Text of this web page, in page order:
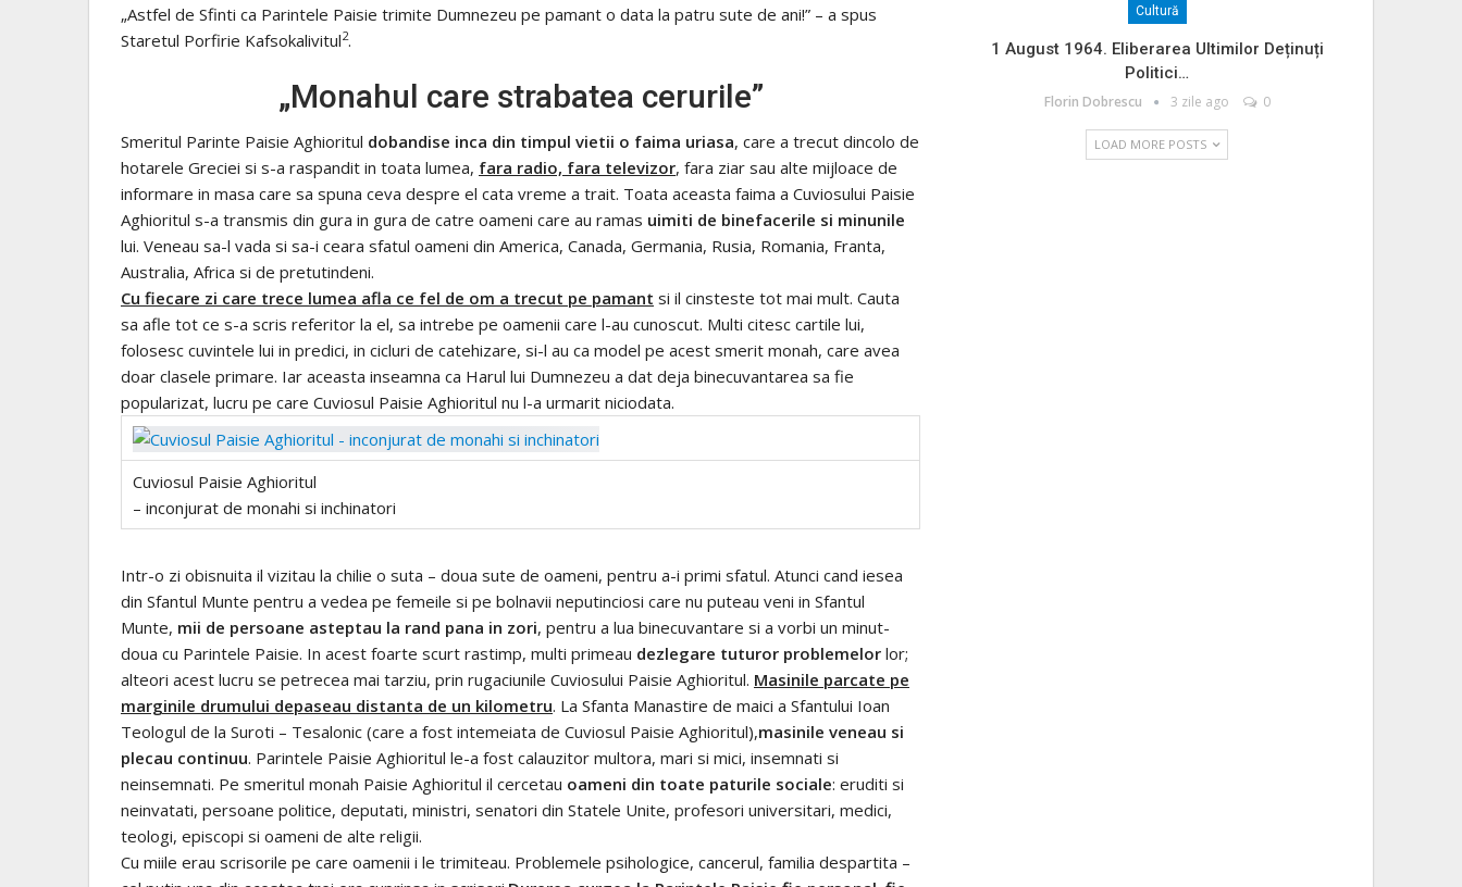
„Astfel de Sfinti ca Parintele Paisie trimite Dumnezeu pe pamant o data la patru sute de ani!” – a spus
Staretul Porfirie Kafsokalivitul2.
„Monahul care strabatea cerurile”
Smeritul Parinte Paisie Aghioritul dobandise inca din timpul vietii o faima uriasa, care a trecut dincolo de
hotarele Greciei si s-a raspandit in toata lumea, fara radio, fara televizor, fara ziar sau alte mijloace de
informare in masa care sa spuna ceva despre el cata vreme a trait. Toata aceasta faima a Cuviosului Paisie
Aghioritul s-a transmis din gura in gura de catre oameni care au ramas uimiti de binefacerile si minunile
lui. Veneau sa-l vada si sa-i ceara sfatul oameni din America, Canada, Germania, Rusia, Romania, Franta,
Australia, Africa si de pretutindeni.
Cu fiecare zi care trece lumea afla ce fel de om a trecut pe pamant si il cinsteste tot mai mult. Cauta
sa afle tot ce s-a scris referitor la el, sa intrebe pe oamenii care l-au cunoscut. Multi citesc cartile lui,
folosesc cuvintele lui in predici, in cicluri de catehizare, si-l au ca model pe acest smerit monah, care avea
doar clasele primare. Iar aceasta inseamna ca Harul lui Dumnezeu a dat deja binecuvantarea sa fie
popularizat, lucru pe care Cuviosul Paisie Aghioritul nu l-a urmarit niciodata.
Cuviosul Paisie Aghioritul
– inconjurat de monahi si inchinatori
Intr-o zi obisnuita il vizitau la chilie o suta – doua sute de oameni, pentru a-i primi sfatul. Atunci cand iesea
din Sfantul Munte pentru a vedea pe femeile si pe bolnavii neputinciosi care nu puteau veni in Sfantul
Munte, mii de persoane asteptau la rand pana in zori, pentru a lua binecuvantare si a vorbi un minut-
doua cu Parintele Paisie. In acest foarte scurt rastimp, multi primeau dezlegare tuturor problemelor lor;
alteori acest lucru se petrecea mai tarziu, prin rugaciunile Cuviosului Paisie Aghioritul. Masinile parcate pe
marginile drumului depaseau distanta de un kilometru. La Sfanta Manastire de maici a Sfantului Ioan
Teologul de la Suroti – Tesalonic (care a fost intemeiata de Cuviosul Paisie Aghioritul),masinile veneau si
plecau continuu. Parintele Paisie Aghioritul le-a fost calauzitor multora, mari si mici, insemnati si
neinsemnati. Pe smeritul monah Paisie Aghioritul il cercetau oameni din toate paturile sociale: eruditi si
neinvatati, persoane politice, deputati, ministri, senatori din Statele Unite, profesori universitari, medici,
teologi, episcopi si oameni de alte religii.
Cu miile erau scrisorile pe care oamenii i le trimiteau. Problemele psihologice, cancerul, familia despartita –
Cultură
1 August 1964. Eliberarea Ultimilor Deținuți
Politici…
Florin Dobrescu 3 zile ago 0
LOAD MORE POSTS